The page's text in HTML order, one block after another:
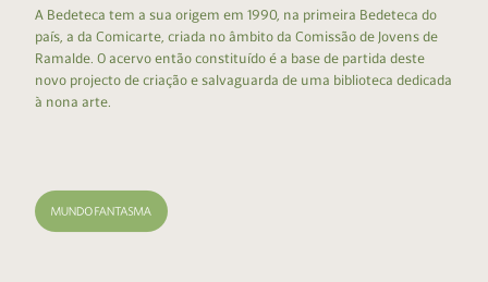
A Bedeteca tem a sua origem em 1990, na primeira Bedeteca do
país, a da Comicarte, criada no âmbito da Comissão de Jovens de
Ramalde. O acervo então constituído é a base de partida deste
novo projecto de criação e salvaguarda de uma biblioteca dedicada
à nona arte.